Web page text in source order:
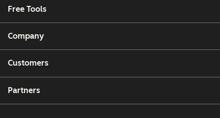
Free Tools
Company
Customers
Partners